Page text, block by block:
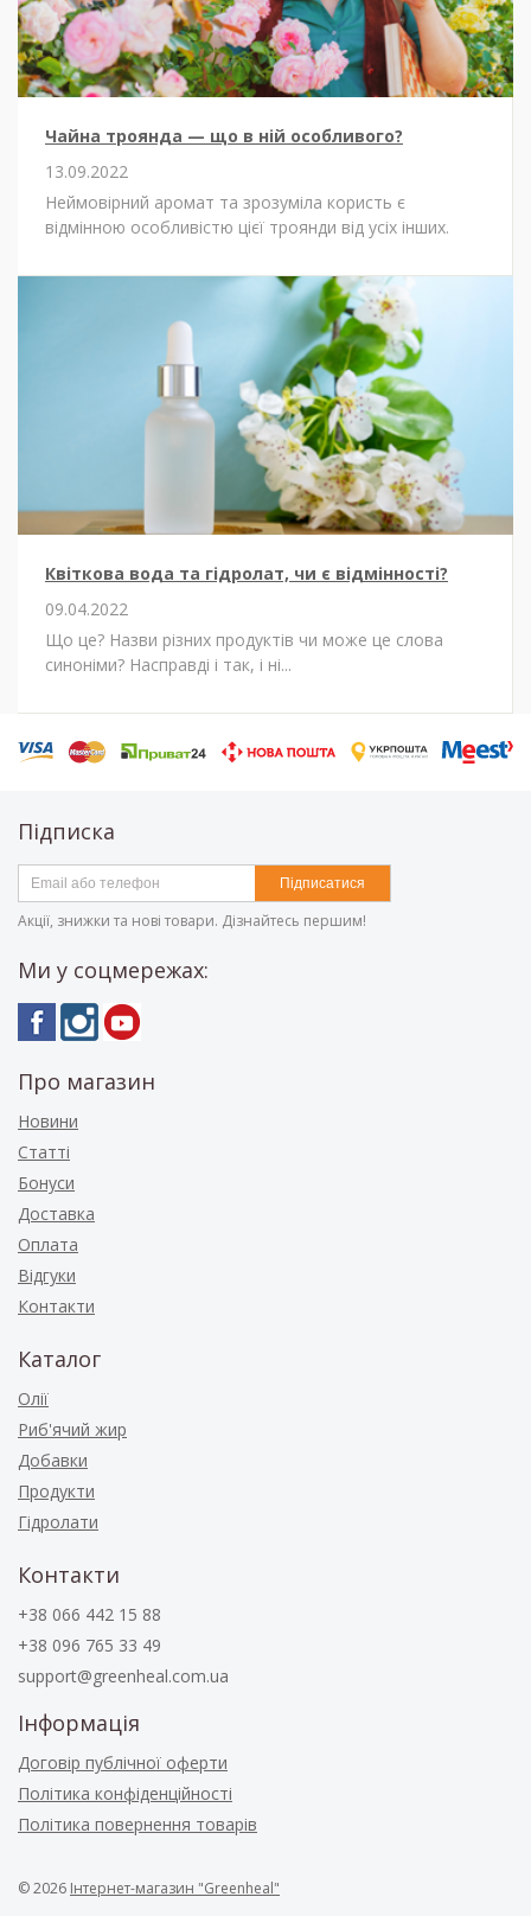
Чайна троянда — що в ній особливого?
13.09.2022
Неймовірний аромат та зрозуміла користь є
відмінною особливістю цієї троянди від усіх інших.
Квіткова вода та гідролат, чи є відмінності?
09.04.2022
Що це? Назви різних продуктів чи може це слова
синоніми? Насправді і так, і ні...
Підписка
Підписатися
Акції, знижки та нові товари. Дізнайтесь першим!
Ми у соцмережах:
Про магазин
Новини
Статті
Бонуси
Доставка
Оплата
Відгуки
Контакти
Каталог
Олії
Риб'ячий жир
Добавки
Продукти
Гідролати
Контакти
+38 066 442 15 88
+38 096 765 33 49
support@greenheal.com.ua
Інформація
Договір публічної оферти
Політика конфіденційності
Політика повернення товарів
© 2026 Інтернет-магазин "Greenheal"